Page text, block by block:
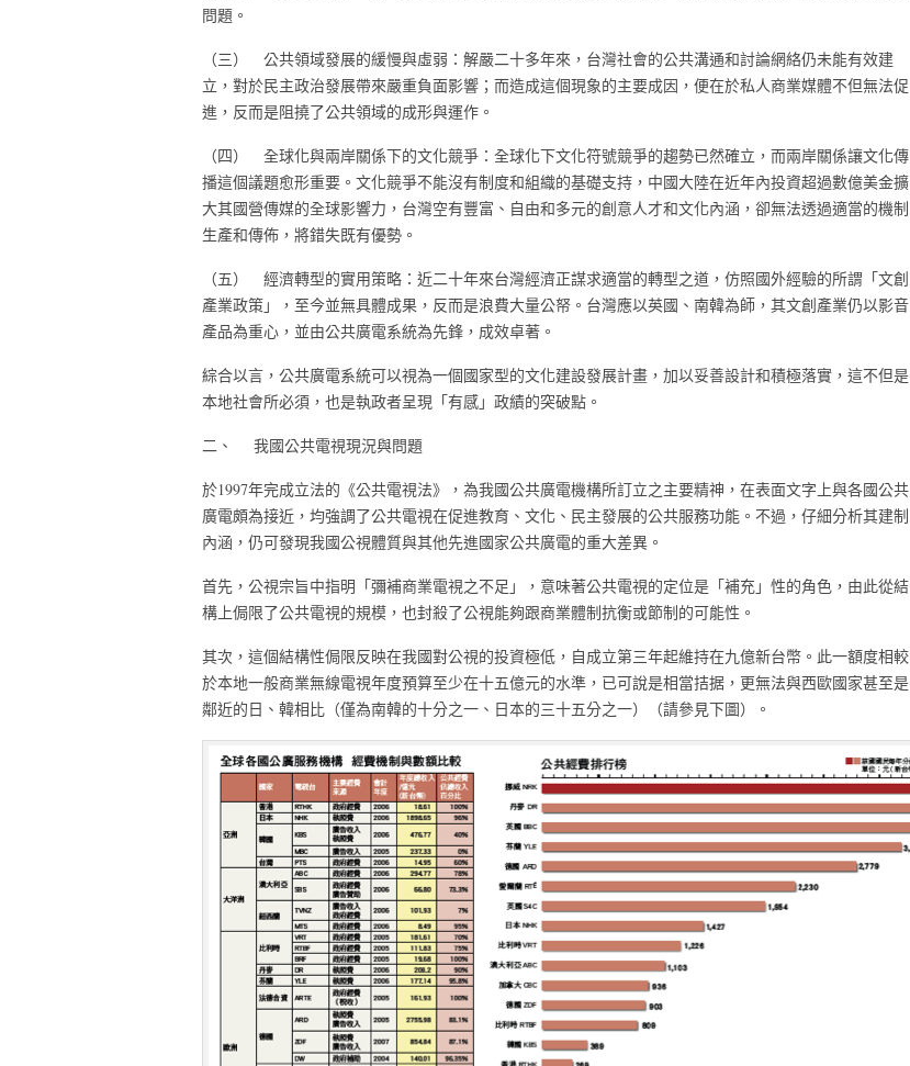
問題。
（三） 公共領域發展的緩慢與虛弱：解嚴二十多年來，台灣社會的公共溝通和討論網絡仍未能有效建
立，對於民主政治發展帶來嚴重負面影響；而造成這個現象的主要成因，便在於私人商業媒體不但無法促
進，反而是阻撓了公共領域的成形與運作。
（四） 全球化與兩岸關係下的文化競爭：全球化下文化符號競爭的趨勢已然確立，而兩岸關係讓文化傳
播這個議題愈形重要。文化競爭不能沒有制度和組織的基礎支持，中國大陸在近年內投資超過數億美金擴
大其國營傳媒的全球影響力，台灣空有豐富、自由和多元的創意人才和文化內涵，卻無法透過適當的機制
生產和傳佈，將錯失既有優勢。
（五） 經濟轉型的實用策略：近二十年來台灣經濟正謀求適當的轉型之道，仿照國外經驗的所謂「文創
產業政策」，至今並無具體成果，反而是浪費大量公帑。台灣應以英國、南韓為師，其文創產業仍以影音
產品為重心，並由公共廣電系統為先鋒，成效卓著。
綜合以言，公共廣電系統可以視為一個國家型的文化建設發展計畫，加以妥善設計和積極落實，這不但是
本地社會所必須，也是執政者呈現「有感」政績的突破點。
二、 我國公共電視現況與問題
於1997年完成立法的《公共電視法》，為我國公共廣電機構所訂立之主要精神，在表面文字上與各國公共
廣電頗為接近，均強調了公共電視在促進教育、文化、民主發展的公共服務功能。不過，仔細分析其建制
內涵，仍可發現我國公視體質與其他先進國家公共廣電的重大差異。
首先，公視宗旨中指明「彌補商業電視之不足」，意味著公共電視的定位是「補充」性的角色，由此從結
構上侷限了公共電視的規模，也封殺了公視能夠跟商業體制抗衡或節制的可能性。
其次，這個結構性侷限反映在我國對公視的投資極低，自成立第三年起維持在九億新台幣。此一額度相較
於本地一般商業無線電視年度預算至少在十五億元的水準，已可說是相當拮据，更無法與西歐國家甚至是
鄰近的日、韓相比（僅為南韓的十分之一、日本的三十五分之一）（請參見下圖）。